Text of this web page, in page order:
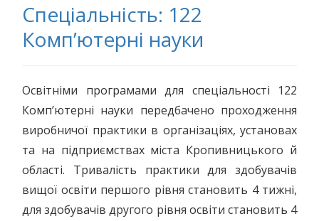
Спеціальність: 122
Комп’ютерні науки
Освітніми програмами для спеціальності 122
Комп’ютерні науки передбачено проходження
виробничої практики в організаціях, установах
та на підприємствах міста Кропивницького й
області. Тривалість практики для здобувачів
вищої освіти першого рівня становить 4 тижні,
для здобувачів другого рівня освіти становить 4